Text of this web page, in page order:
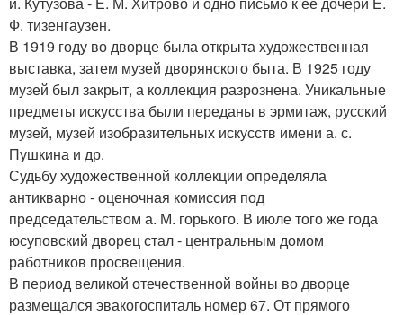
Ф. тизенгаузен.
В 1919 году во дворце была открыта художественная
выставка, затем музей дворянского быта. В 1925 году
музей был закрыт, а коллекция разрознена. Уникальные
предметы искусства были переданы в эрмитаж, русский
музей, музей изобразительных искусств имени а. с.
Пушкина и др.
Судьбу художественной коллекции определяла
антикварно - оценочная комиссия под
председательством а. М. горького. В июле того же года
юсуповский дворец стал - центральным домом
работников просвещения.
В период великой отечественной войны во дворце
размещался эвакогоспиталь номер 67. От прямого